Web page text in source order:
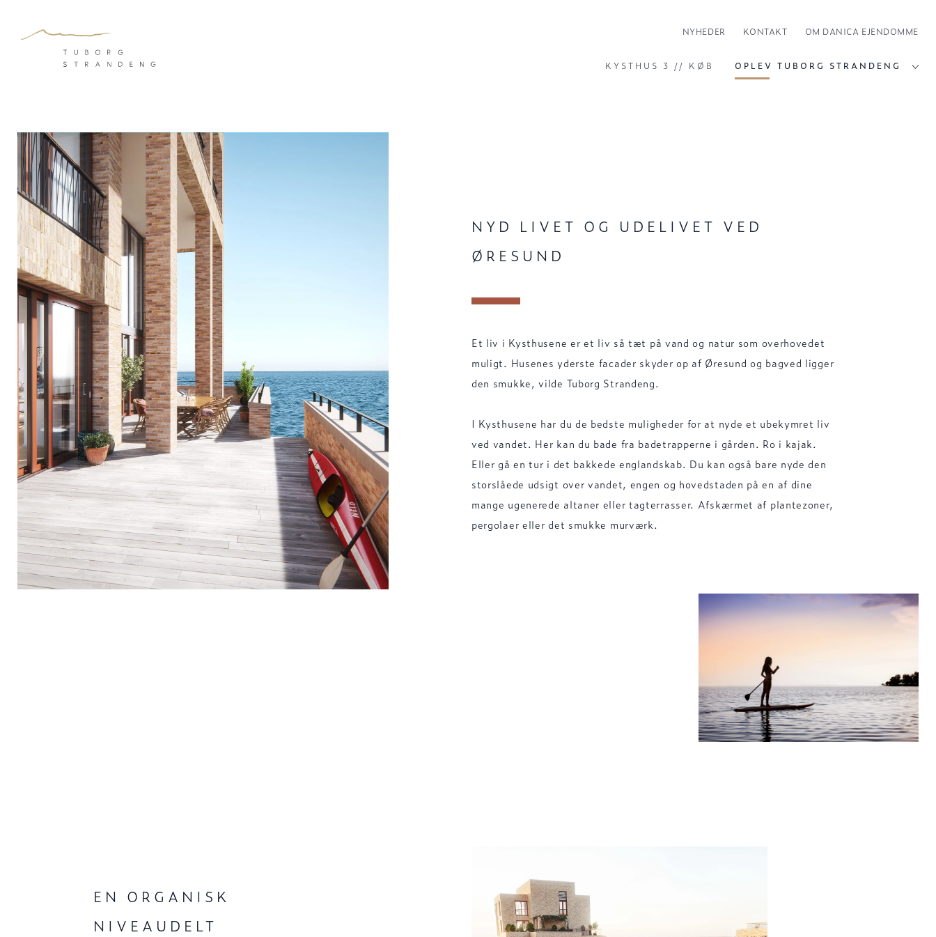
KYSTHUS 3 // KØB OPLEV TUBORG STRANDENG
NYHEDER KONTAKT OM DANICA EJENDOMME
NYD LIVET OG UDELIVET VED
ØRESUND
Et liv i Kysthusene er et liv så tæt på vand og natur som overhovedet
muligt. Husenes yderste facader skyder op af Øresund og bagved ligger
den smukke, vilde Tuborg Strandeng.
I Kysthusene har du de bedste muligheder for at nyde et ubekymret liv
ved vandet. Her kan du bade fra badetrapperne i gården. Ro i kajak.
Eller gå en tur i det bakkede englandskab. Du kan også bare nyde den
storslåede udsigt over vandet, engen og hovedstaden på en af dine
mange ugenerede altaner eller tagterrasser. Afskærmet af plantezoner,
pergolaer eller det smukke murværk.
EN ORGANISK
NIVEAUDELT